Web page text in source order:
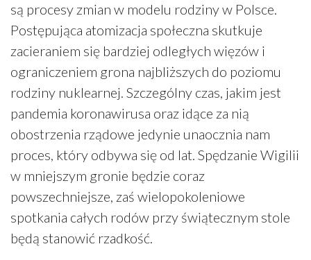
są procesy zmian w modelu rodziny w Polsce.
Postępująca atomizacja społeczna skutkuje
zacieraniem się bardziej odległych więzów i
ograniczeniem grona najbliższych do poziomu
rodziny nuklearnej. Szczególny czas, jakim jest
pandemia koronawirusa oraz idące za nią
obostrzenia rządowe jedynie unaocznia nam
proces, który odbywa się od lat. Spędzanie Wigilii
w mniejszym gronie będzie coraz
powszechniejsze, zaś wielopokoleniowe
spotkania całych rodów przy świątecznym stole
będą stanowić rzadkość.